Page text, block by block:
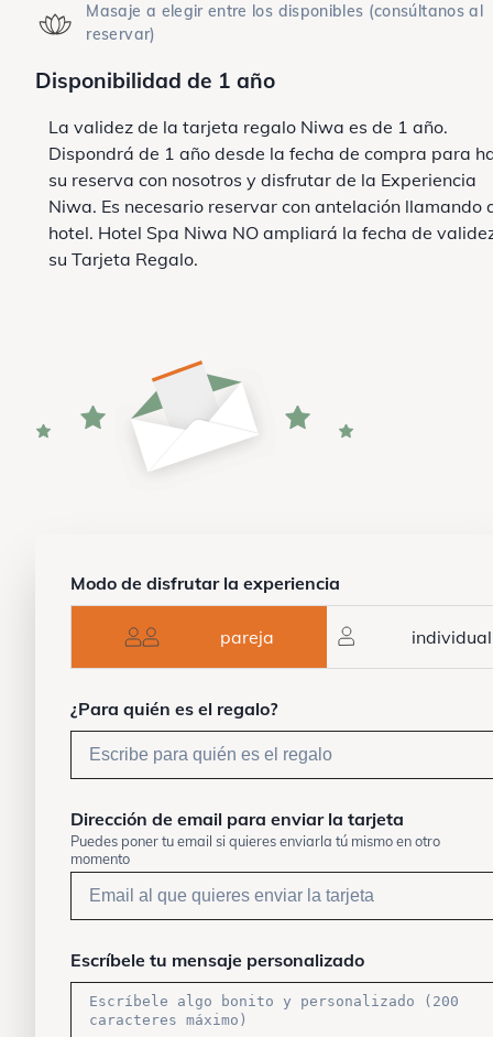
Masaje a elegir entre los disponibles (consúltanos al
reservar)
Disponibilidad de 1 año
La validez de la tarjeta regalo Niwa es de 1 año.
Dispondrá de 1 año desde la fecha de compra para
su reserva con nosotros y disfrutar de la Experiencia
Niwa. Es necesario reservar con antelación llamando
hotel. Hotel Spa Niwa NO ampliará la fecha de
su Tarjeta Regalo.
Modo de disfrutar la experiencia
pareja individual
¿Para quién es el regalo?
Dirección de email para enviar la tarjeta
Puedes poner tu email si quieres enviarla tú mismo en otro
momento
Escríbele tu mensaje personalizado